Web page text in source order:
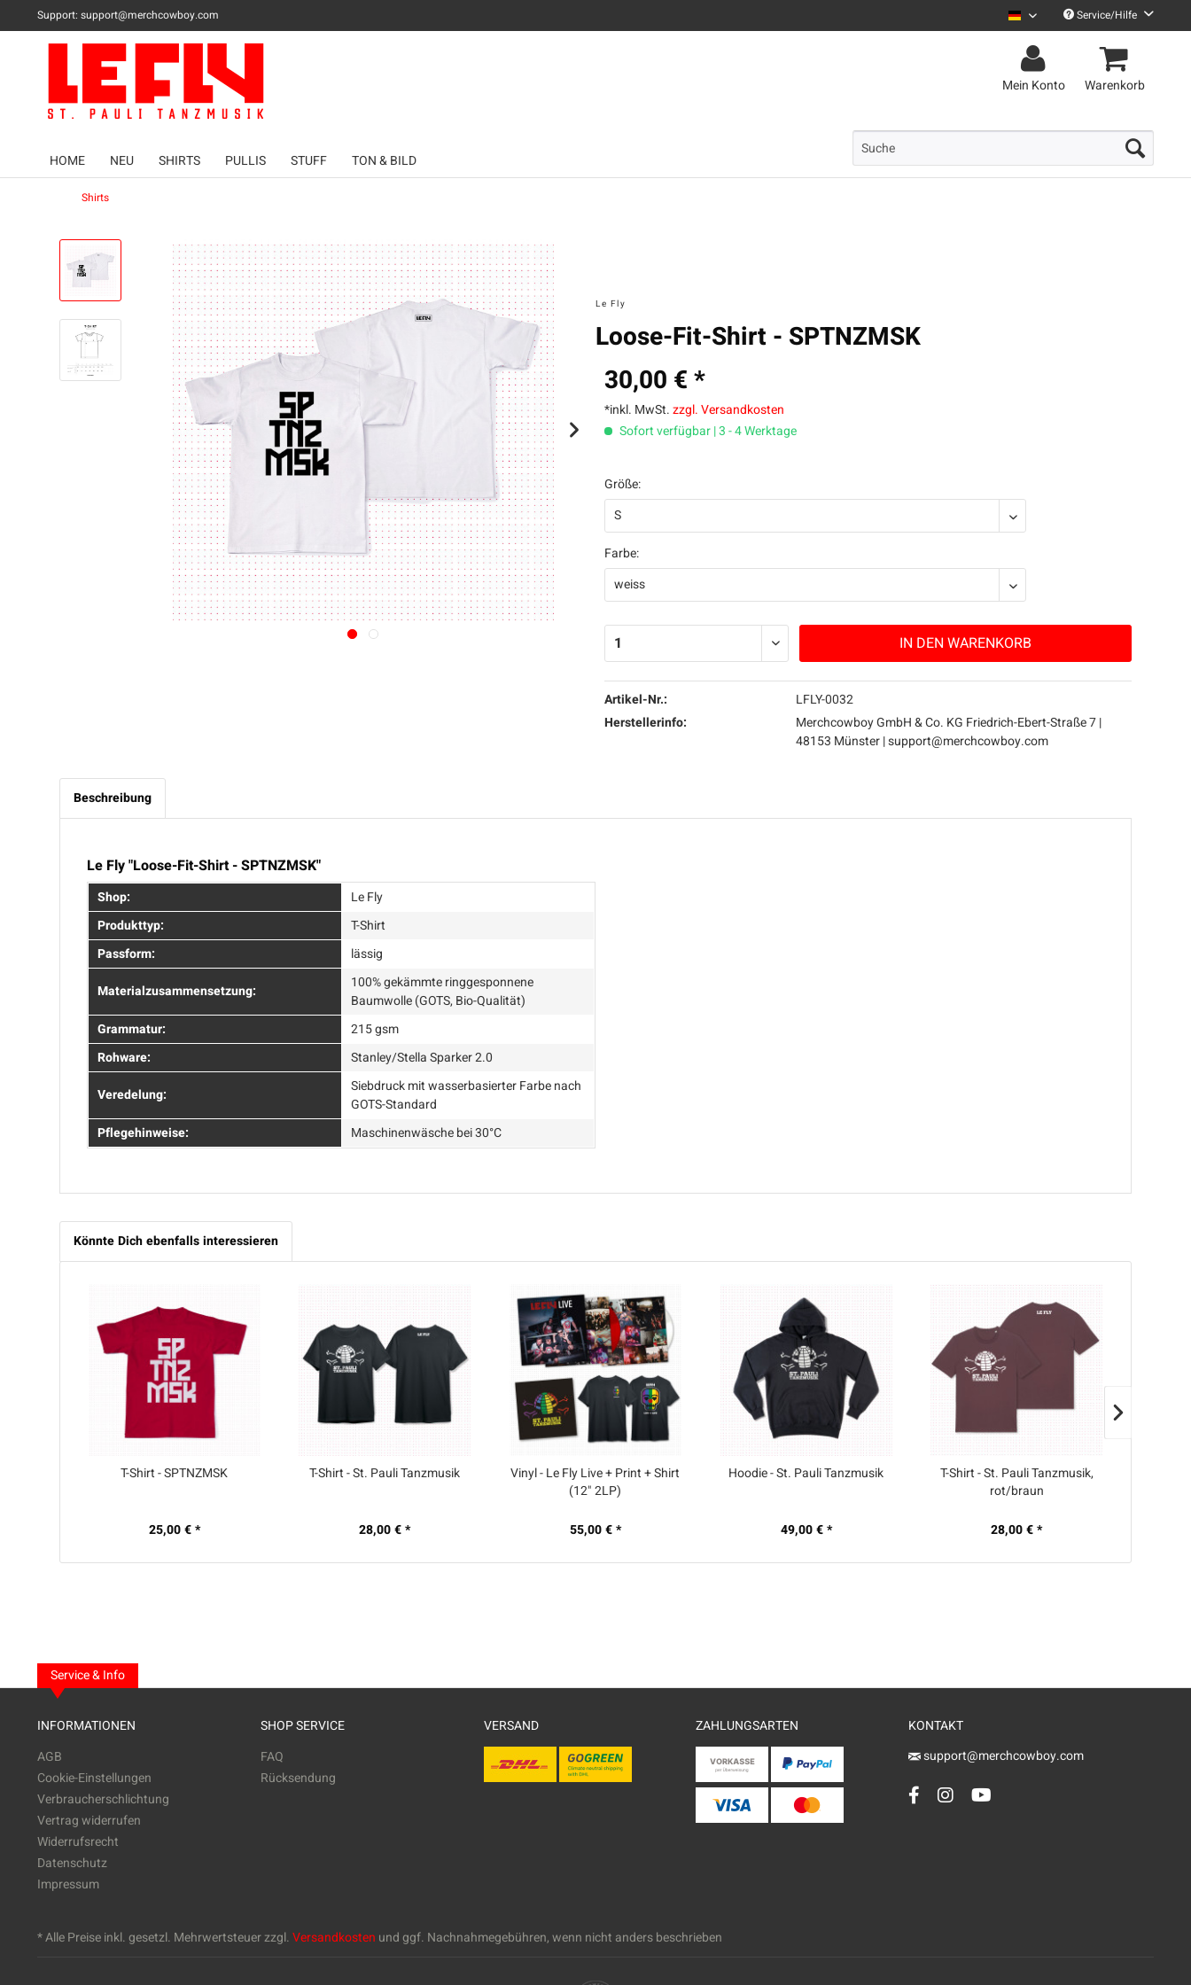
Support: support@merchcowboy.com Le Fly DeutschService/Hilfe
Mein Konto Warenkorb
HOME NEU SHIRTS PULLIS STUFF TON & BILD
Shirts
Le Fly
Loose-Fit-Shirt - SPTNZMSK
30,00 € *
*inkl. MwSt.zzgl. Versandkosten
Sofort verfügbar | 3 - 4 Werktage
Größe:
Farbe:
IN DEN WARENKORB
Artikel-Nr.:
LFLY-0032
Herstellerinfo:
Merchcowboy GmbH & Co. KG Friedrich-Ebert-Straße 7 |
48153 Münster |support@merchcowboy.com
Beschreibung
Le Fly "Loose-Fit-Shirt - SPTNZMSK"
Shop:
Le Fly
Produkttyp:
T-Shirt
Passform:
lässig
Materialzusammensetzung:
100% gekämmte ringgesponnene
Baumwolle (GOTS, Bio-Qualität)
Grammatur:
215 gsm
Rohware:
Stanley/Stella Sparker 2.0
Veredelung:
Siebdruck mit wasserbasierter Farbe nach
GOTS-Standard
Pflegehinweise:
Maschinenwäsche bei 30°C
Könnte Dich ebenfalls interessieren
T-Shirt - SPTNZMSK
25,00 € *
T-Shirt - St. Pauli Tanzmusik
28,00 € *
Vinyl - Le Fly Live + Print + Shirt
(12" 2LP)
55,00 € *
Hoodie - St. Pauli Tanzmusik
49,00 € *
T-Shirt - St. Pauli Tanzmusik,
rot/braun
28,00 € *
Service & Info
INFORMATIONEN
AGB
Cookie-Einstellungen
Verbraucherschlichtung
Vertrag widerrufen
Widerrufsrecht
Datenschutz
Impressum
SHOP SERVICE
FAQ
Rücksendung
VERSAND ZAHLUNGSARTEN
KONTAKT
support@merchcowboy.com
* Alle Preise inkl. gesetzl. Mehrwertsteuer zzgl.Versandkosten und ggf. Nachnahmegebühren, wenn nicht anders beschrieben